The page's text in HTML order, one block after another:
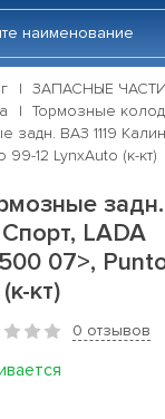
ЗАПАСНЫЕ ЧАСТИ
Тормозные
задн. ВАЗ 1119
99-12 LynxAuto (к-кт)
LADA
07>,
кт)
0 отзывов